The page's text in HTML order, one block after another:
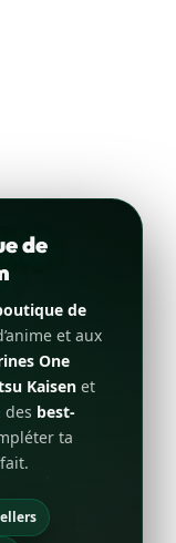
de
de
et aux
One
Kaisen et
des best-
ta